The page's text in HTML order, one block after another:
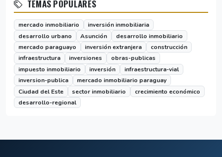
TEMAS POPULARES
mercado inmobiliario
inversión inmobiliaria
desarrollo urbano
Asunción
desarrollo inmobiliario
mercado paraguayo
inversión extranjera
construcción
infraestructura
inversiones
obras-publicas
impuesto inmobiliario
inversión
infraestructura-vial
inversion-publica
mercado inmobiliario paraguay
Ciudad del Este
sector inmobiliario
crecimiento económico
desarrollo-regional